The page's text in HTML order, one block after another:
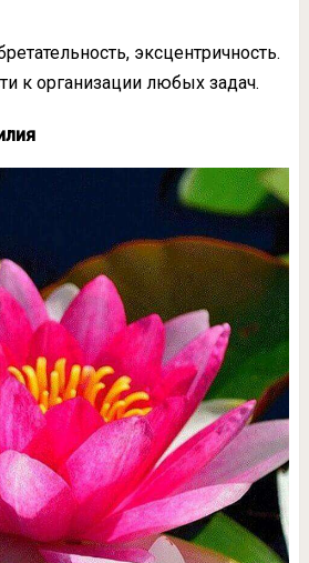
эксцентричность.
к организации любых задач.